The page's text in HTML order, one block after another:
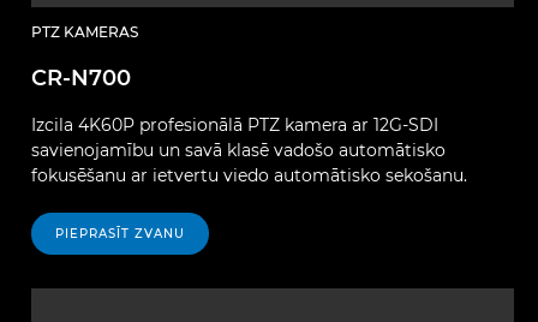
PTZ KAMERAS
CR-N700
Izcila 4K60P profesionālā PTZ kamera ar 12G-SDI
savienojamību un savā klasē vadošo automātisko
fokusēšanu ar ietvertu viedo automātisko sekošanu.
PIEPRASĪT ZVANU